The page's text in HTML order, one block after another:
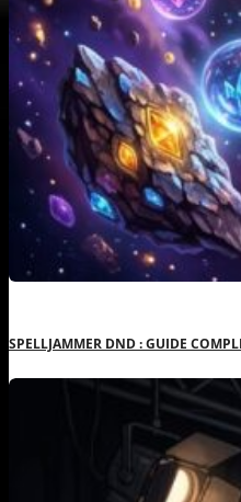
SPELLJAMMER DND : GUIDE